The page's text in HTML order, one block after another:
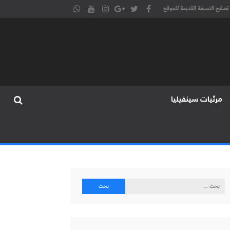
تصفح النسخة القديمة للموقع
مرئيات سينفيليا
البحث